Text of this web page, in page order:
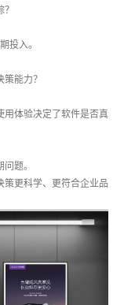
投入。
能力？
用体验决定了软件是否真
题。
策更科学、更符合企业品